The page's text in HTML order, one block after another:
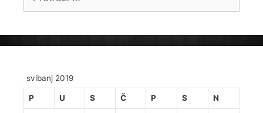
svibanj 2019
P U S Č P S N